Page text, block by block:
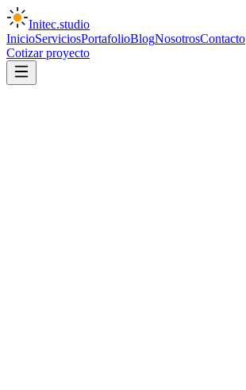
Initec.studio
InicioServiciosPortafolioBlogNosotrosContacto
Cotizar proyecto